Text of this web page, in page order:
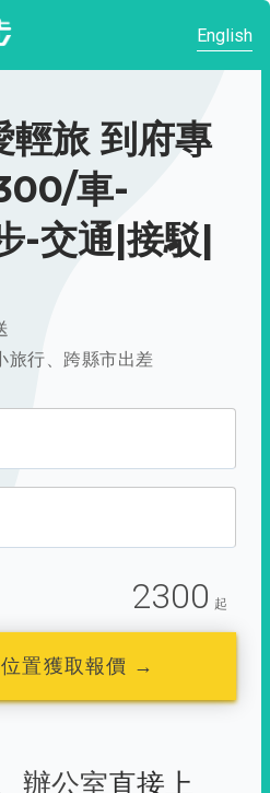
English
輕旅 到府專
車-
-交通|接駁|
旅行、跨縣市出差
2300 起
置獲取報價 →
辦公室直接上